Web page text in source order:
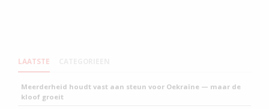
LAATSTE
Meerderheid houdt vast aan steun voor Oekraïne — maar de
kloof groeit